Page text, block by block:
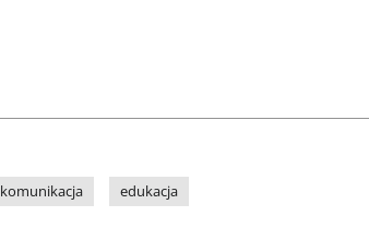
komunikacja edukacja